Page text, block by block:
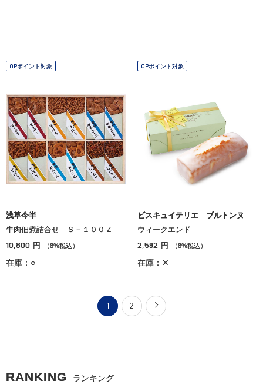
OPポイント対象
浅草今半
牛肉佃煮詰合せ Ｓ－１００Ｚ
10,800 円 （8%税込）
在庫：○
OPポイント対象
ビスキュイテリエ ブルトンヌ
ウィークエンド
2,592 円 （8%税込）
在庫：✕
1 2
RANKING ランキング